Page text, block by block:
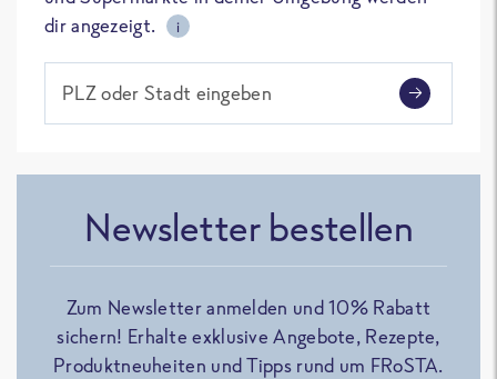
dir angezeigt.
i
PLZ oder Stadt eingeben
Newsletter bestellen
Zum Newsletter anmelden und 10% Rabatt
sichern! Erhalte exklusive Angebote, Rezepte,
Produktneuheiten und Tipps rund um FRoSTA.